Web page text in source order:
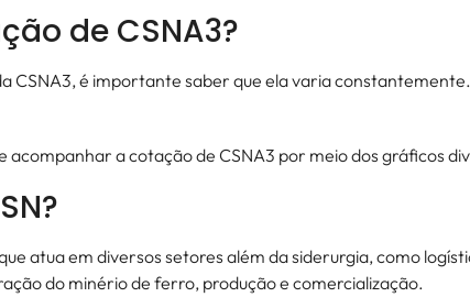
de CSNA3?
CSNA3, é importante saber que ela varia
acompanhar a cotação de CSNA3 por meio dos gráficos
atua em diversos setores além da siderurgia, como
do minério de ferro, produção e comercialização.